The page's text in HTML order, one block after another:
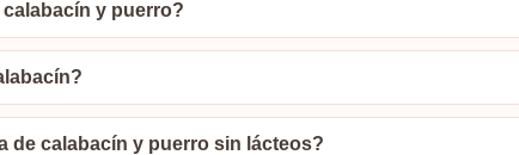
y puerro?
de calabacín y puerro sin lácteos?